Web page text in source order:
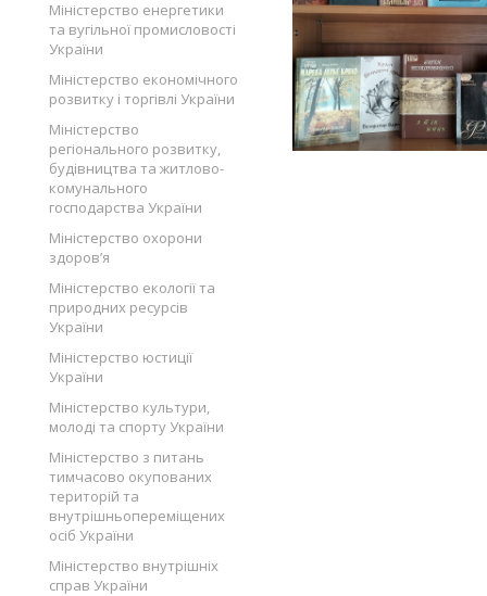
Міністерство енергетики
та вугільної промисловості
України
Міністерство економічного
розвитку і торгівлі України
Міністерство
регіонального розвитку,
будівництва та житлово-
комунального
господарства України
Міністерство охорони
здоров’я
Міністерство екології та
природних ресурсів
України
Міністерство юстиції
України
Міністерство культури,
молоді та спорту України
Міністерство з питань
тимчасово окупованих
територій та
внутрішньопереміщених
осіб України
Міністерство внутрішніх
справ України